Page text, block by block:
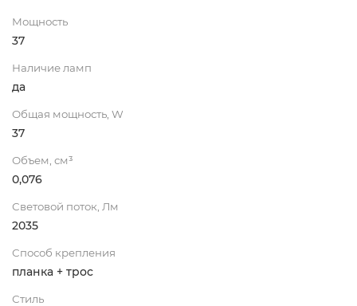
Мощность
37
Наличие ламп
да
Общая мощность, W
37
Объем, см³
0,076
Световой поток, Лм
2035
Способ крепления
планка + трос
Стиль